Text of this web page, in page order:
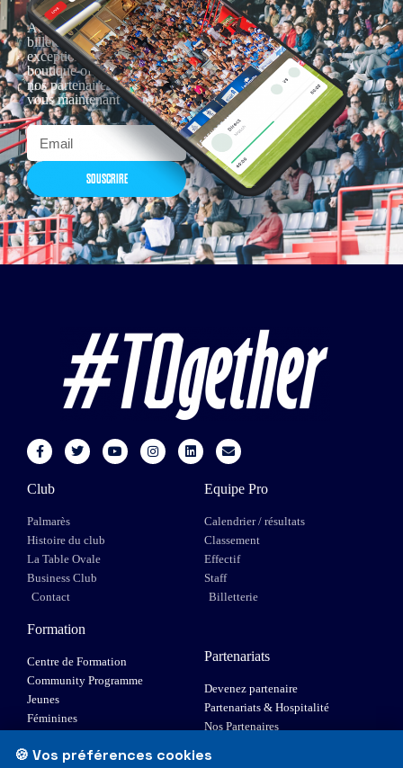
Actualités, nouveautés,
billetterie, remises
exceptionnelles dans la
boutique officielles & chez
nos partenaires… Inscrivez-
vous maintenant
SOUSCRIRE
Club
Palmarès
Histoire du club
La Table Ovale
Business Club
Contact
Equipe Pro
Calendrier / résultats
Classement
Effectif
Staff
Billetterie
Formation
Centre de Formation
Community Programme
Jeunes
Féminines
Elite 1
Partenariats
Devenez partenaire
Partenariats & Hospitalité
Nos Partenaires
🍪 Vos préférences cookies